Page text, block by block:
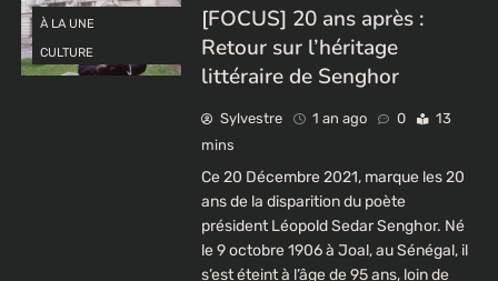
À LA UNE
CULTURE
[FOCUS] 20 ans après :
Retour sur l’héritage
littéraire de Senghor
Sylvestre 1 an ago 0
13
mins
Ce 20 Décembre 2021, marque les 20
ans de la disparition du poète
président Léopold Sedar Senghor. Né
le 9 octobre 1906 à Joal, au Sénégal, il
s’est éteint à l’âge de 95 ans, loin de